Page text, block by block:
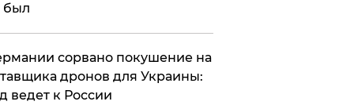
был
сорвано покушение на
дронов для Украины:
ведет к России